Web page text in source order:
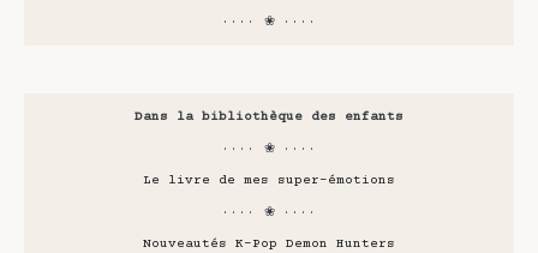
···· ❀ ····
Dans la bibliothèque des enfants
···· ❀ ····
Le livre de mes super-émotions
···· ❀ ····
Nouveautés K-Pop Demon Hunters